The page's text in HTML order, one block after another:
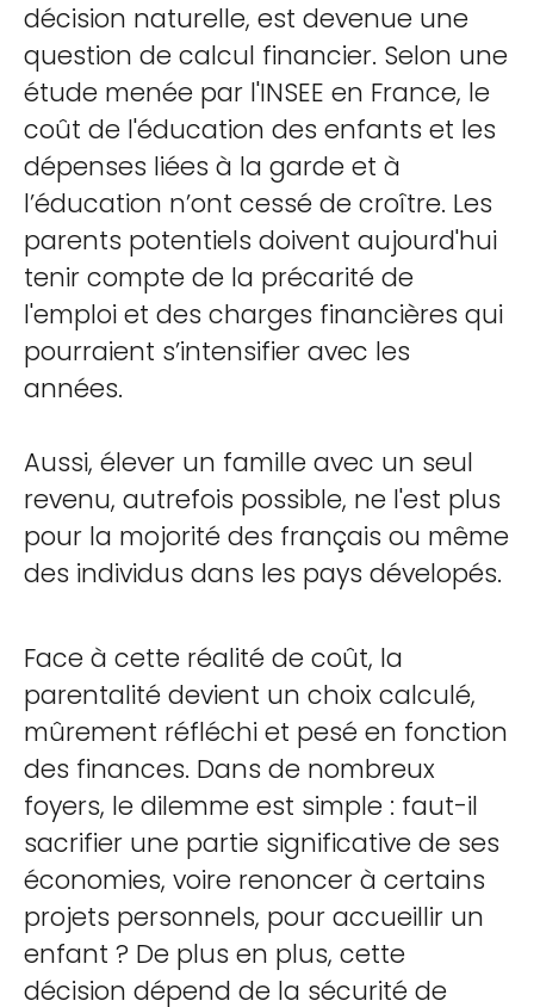
décision naturelle, est devenue une
question de calcul financier. Selon une
étude menée par l'INSEE en France, le
coût de l'éducation des enfants et les
dépenses liées à la garde et à
l’éducation n’ont cessé de croître. Les
parents potentiels doivent aujourd'hui
tenir compte de la précarité de
l'emploi et des charges financières qui
pourraient s’intensifier avec les
années.
Aussi, élever un famille avec un seul
revenu, autrefois possible, ne l'est plus
pour la mojorité des français ou même
des individus dans les pays dévelopés.
Face à cette réalité de coût, la
parentalité devient un choix calculé,
mûrement réfléchi et pesé en fonction
des finances. Dans de nombreux
foyers, le dilemme est simple : faut-il
sacrifier une partie significative de ses
économies, voire renoncer à certains
projets personnels, pour accueillir un
enfant ? De plus en plus, cette
décision dépend de la sécurité de